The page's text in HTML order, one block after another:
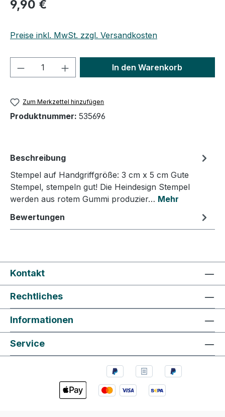
9,90 €
Preise inkl. MwSt. zzgl. Versandkosten
Produkt Anzahl: Gib denIn den Warenkorb
Zum Merkzettel hinzufügen
Produktnummer: 535696
Beschreibung
Stempel auf Handgriffgröße: 3 cm x 5 cm Gute
Stempel, stempeln gut! Die Heindesign Stempel
werden aus rotem Gummi produzier… Mehr
Bewertungen
Kontakt
Rechtliches
Informationen
Service